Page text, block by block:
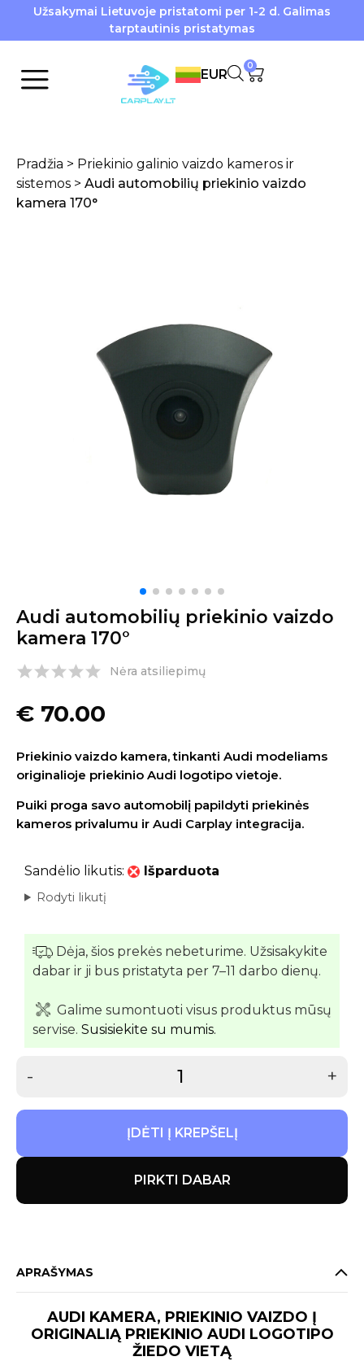
Užsakymai Lietuvoje pristatomi per 1-2 d. Galimas
tarptautinis pristatymas
EUR
0
Pradžia > Priekinio galinio vaizdo kameros ir
sistemos > Audi automobilių priekinio vaizdo
kamera 170°
Audi automobilių priekinio vaizdo
kamera 170°
Nėra atsiliepimų
€ 70.00
Priekinio vaizdo kamera, tinkanti Audi modeliams
originalioje priekinio Audi logotipo vietoje.
Puiki proga savo automobilį papildyti priekinės
kameros privalumu ir Audi Carplay integracija.
Sandėlio likutis: Išparduota
Rodyti likutį
Dėja, šios prekės nebeturime. Užsisakykite
dabar ir ji bus pristatyta per 7–11 darbo dienų.
Galime sumontuoti visus produktus mūsų
servise. Susisiekite su mumis.
- +
ĮDĖTI Į KREPŠELĮ
PIRKTI DABAR
APRAŠYMAS
AUDI KAMERA, PRIEKINIO VAIZDO Į
ORIGINALIĄ PRIEKINIO AUDI LOGOTIPO
ŽIEDO VIETĄ